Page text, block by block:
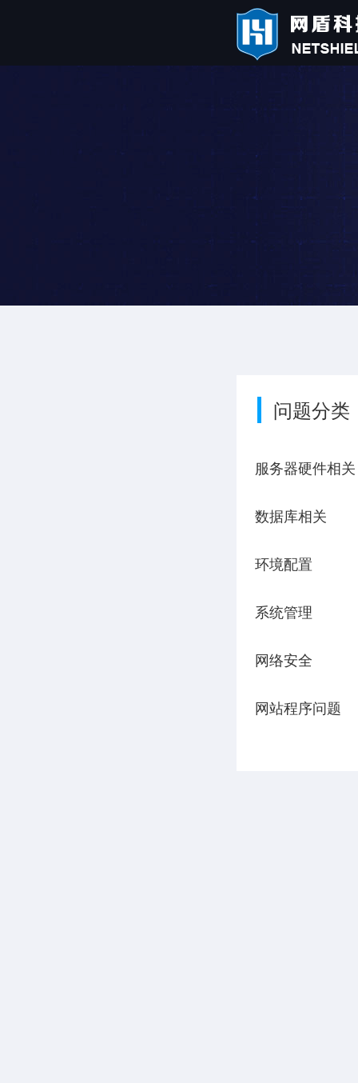
问题分类
服务器硬件相关
数据库相关
环境配置
系统管理
网络安全
网站程序问题